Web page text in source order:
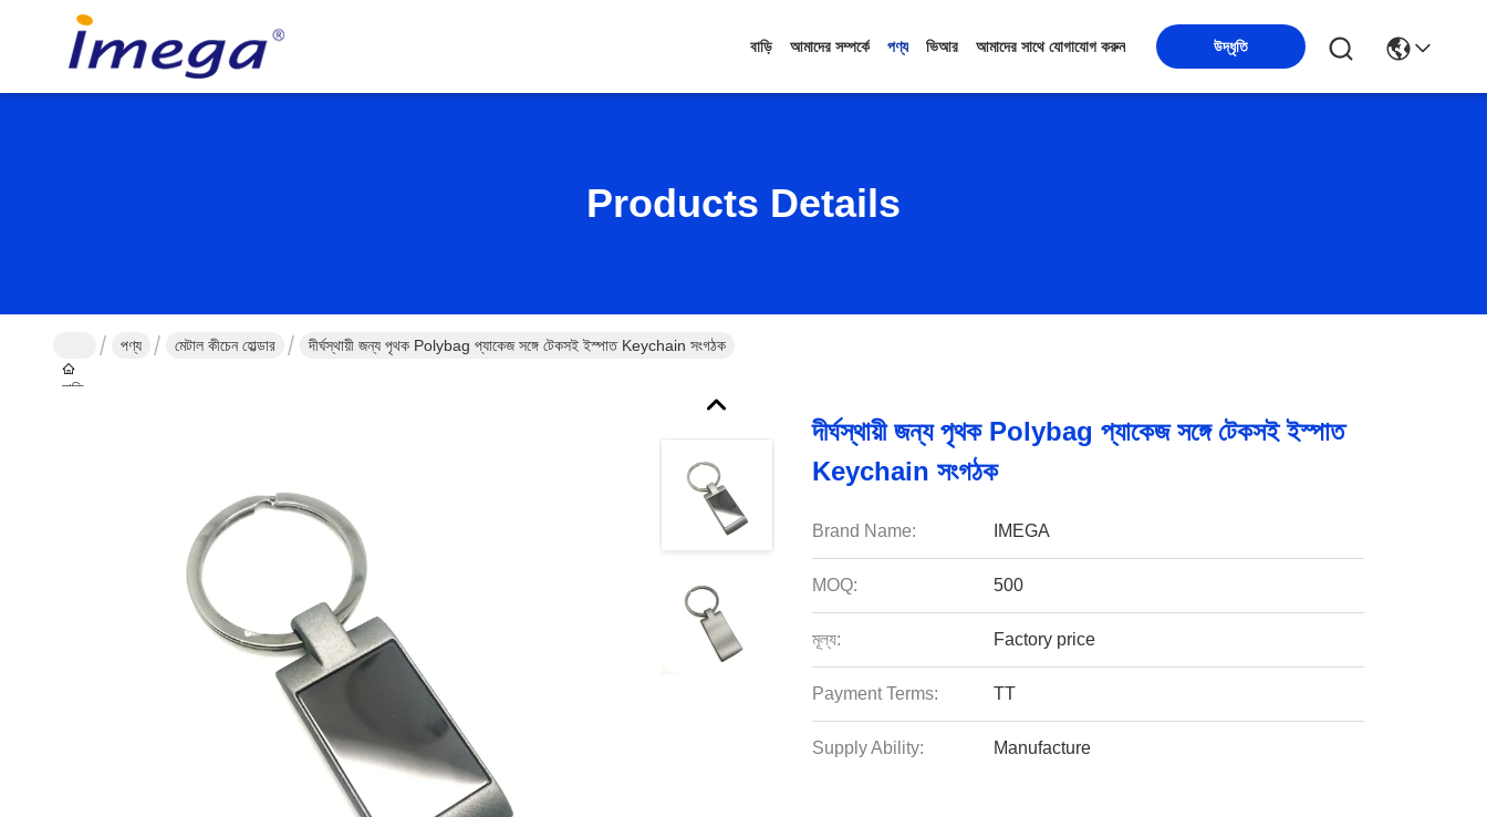
বাড়ি আমাদের সম্পর্কে পণ্য ভিআর আমাদের সাথে যোগাযোগ করুন উদ্ধৃতি
Products Details
বাড়ি
পণ্য মেটাল কীচেন হোল্ডার দীর্ঘস্থায়ী জন্য পৃথক Polybag প্যাকেজ সঙ্গে টেকসই ইস্পাত Keychain সংগঠক
দীর্ঘস্থায়ী জন্য পৃথক Polybag প্যাকেজ সঙ্গে টেকসই ইস্পাত
Keychain সংগঠক
Brand Name: IMEGA
MOQ: 500
মূল্য: Factory price
Payment Terms: TT
Supply Ability: Manufacture